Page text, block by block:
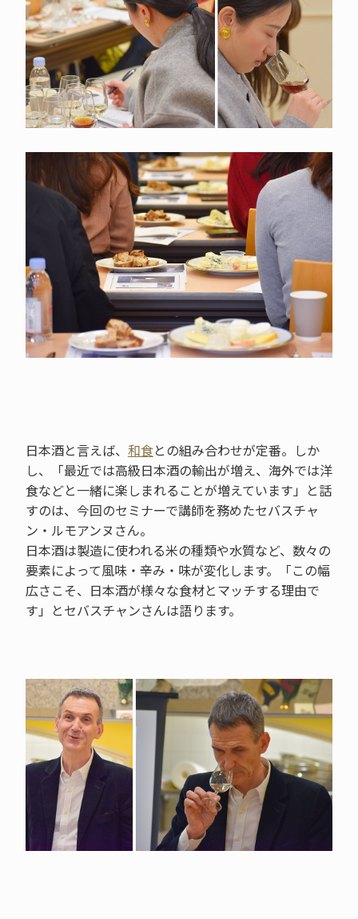
日本酒と言えば、 和食との組み合わせが定番。しか
し、「最近では高級日本酒の輸出が増え、海外では洋
食などと一緒に楽しまれることが増えています」と話
すのは、今回のセミナーで講師を務めたセバスチャ
ン・ルモアンヌさん。
日本酒は製造に使われる米の種類や水質など、数々の
要素によって風味・辛み・味が変化します。「この幅
広さこそ、日本酒が様々な食材とマッチする理由で
す」とセバスチャンさんは語ります。